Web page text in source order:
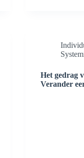
Het gedrag
Verander